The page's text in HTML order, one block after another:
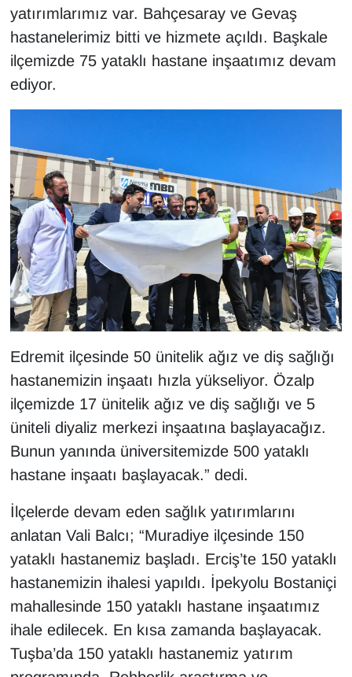
yatırımlarımız var. Bahçesaray ve Gevaş
hastanelerimiz bitti ve hizmete açıldı. Başkale
ilçemizde 75 yataklı hastane inşaatımız devam
ediyor.
Edremit ilçesinde 50 ünitelik ağız ve diş sağlığı
hastanemizin inşaatı hızla yükseliyor. Özalp
ilçemizde 17 ünitelik ağız ve diş sağlığı ve 5
üniteli diyaliz merkezi inşaatına başlayacağız.
Bunun yanında üniversitemizde 500 yataklı
hastane inşaatı başlayacak.” dedi.
İlçelerde devam eden sağlık yatırımlarını
anlatan Vali Balcı; “Muradiye ilçesinde 150
yataklı hastanemiz başladı. Erciş’te 150 yataklı
hastanemizin ihalesi yapıldı. İpekyolu Bostaniçi
mahallesinde 150 yataklı hastane inşaatımız
ihale edilecek. En kısa zamanda başlayacak.
Tuşba’da 150 yataklı hastanemiz yatırım
MAGAZİN
MEDYA
Resmi İlanlar
RÖPORTAJ
SAĞLIK
Seri İlan
SİYASET
SPOR
TEBRİK
Turizm
VAN'DA SPOR
YAŞAM